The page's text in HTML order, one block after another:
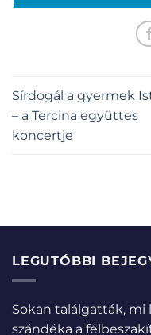
Sírdogál a gyermek
– a Tercina együttes
koncertje
LEGUTÓBBI
Sokan találgatták,
szándéka a